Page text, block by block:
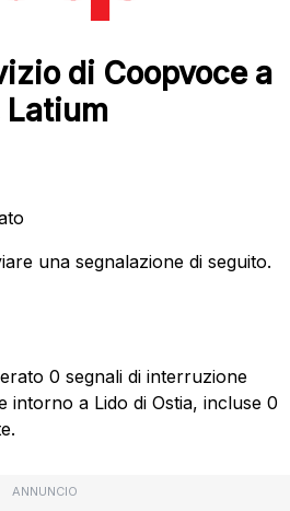
di Coopvoce a
Latium
una segnalazione di seguito.
0 segnali di interruzione
intorno a Lido di Ostia, incluse 0
ANNUNCIO